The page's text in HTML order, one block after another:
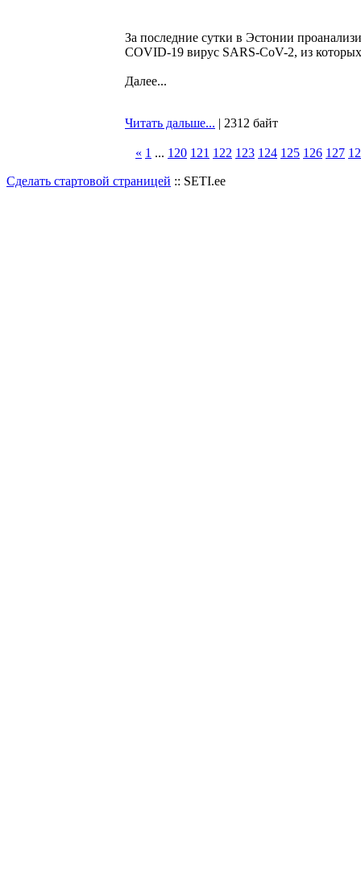
За последние сутки в Эстонии
COVID-19 вирус SARS-CoV-2, из
Далее...
Читать дальше... | 2312 байт
« 1 ... 120 121 122 123 124 125 126 127
Сделать стартовой страницей :: SETI.ee